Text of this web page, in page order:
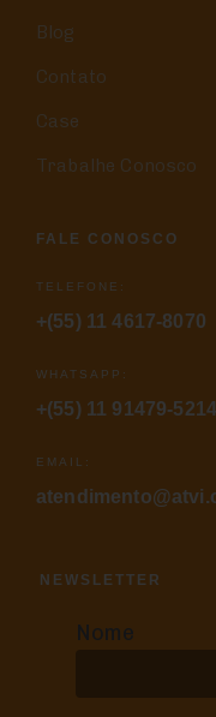
Blog
Contato
Case
Trabalhe Conosco
FALE CONOSCO
TELEFONE:
+(55) 11 4617-8070
WHATSAPP:
+(55) 11 91479-5214
EMAIL:
NEWSLETTER
Nome